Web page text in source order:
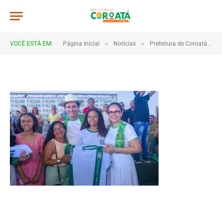
VOCÊ ESTÁ EM: Página Inicial » Notícias » Prefeitura de Coroatá entrega novo fardamento para alunos da rede municipal
JWR_4019